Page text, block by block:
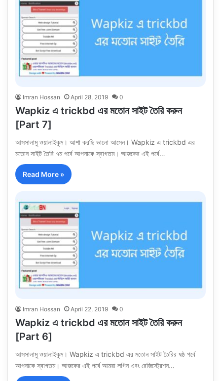
Imran Hossan April 28, 2019 0
Wapkiz এ trickbd এর মতোন সাইট তৈরি করুন
[Part 7]
আসসালামু ওয়ালাইকুম। আশা করছি ভালো আসেন। Wapkiz এ trickbd এর
মতোন সাইট তৈরি ৭ম পর্বে আপনাকে স্বাগতম। আজকের এই পর্বে…
Read More »
Imran Hossan April 22, 2019 0
Wapkiz এ trickbd এর মতোন সাইট তৈরি করুন
[Part 6]
আসসালামু ওয়ালাইকুম। Wapkiz এ trickbd এর মতোন সাইট তৈরির ষষ্ঠ পর্বে
আপনাকে স্বাগতম। আজকের এই পর্বে আমরা লগিন এবং রেজিস্ট্রেশন…